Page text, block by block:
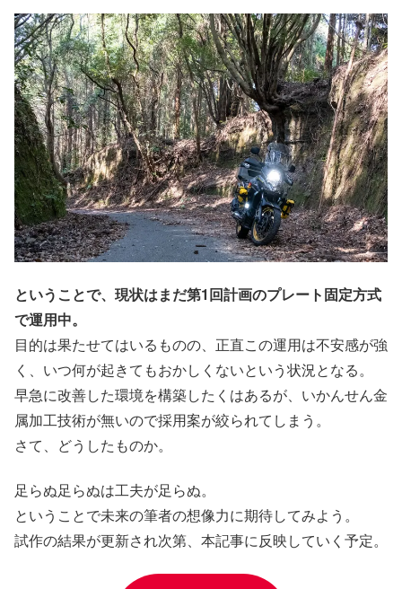
ということで、現状はまだ第1回計画のプレート固定方式
で運用中。
目的は果たせてはいるものの、正直この運用は不安感が強
く、いつ何が起きてもおかしくないという状況となる。
早急に改善した環境を構築したくはあるが、いかんせん金
属加工技術が無いので採用案が絞られてしまう。
さて、どうしたものか。
足らぬ足らぬは工夫が足らぬ。
ということで未来の筆者の想像力に期待してみよう。
試作の結果が更新され次第、本記事に反映していく予定。